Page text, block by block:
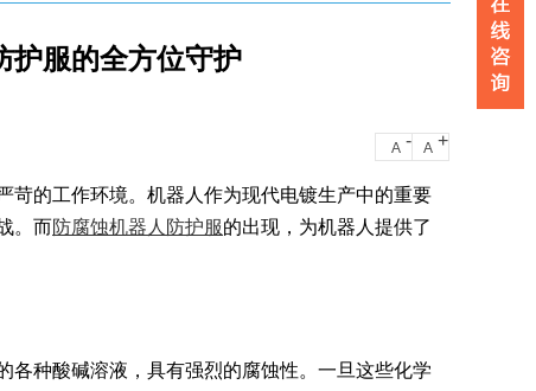
护服的全方位守护
A - A +
苛的工作环境。机器人作为现代电镀生产中的重要
。而防腐蚀机器人防护服的出现，为机器人提供了
各种酸碱溶液，具有强烈的腐蚀性。一旦这些化学